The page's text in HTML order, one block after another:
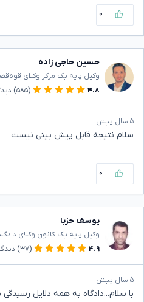
۰
حسین حاجی زاده
وکیل پایه یک مرکز وکلای
۴.۸
(۵۸۵)
۵ سال پیش
سلام نتیجه قابل پیش بینی نیست
۰
یوسف حزبا
وکیل پایه یک کانون وکلای
۴.۹
(۳۷)
۵ سال پیش
با سلام...دادگاه به همه دلایل